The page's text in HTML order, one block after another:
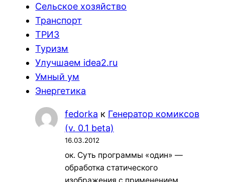
Сельское хозяйство
Транспорт
ТРИЗ
Туризм
Улучшаем idea2.ru
Умный ум
Энергетика
fedorka к Генератор комиксов
(v. 0.1 beta)
16.03.2012
ок. Суть программы «один» —
обработка статического
изображения с применением